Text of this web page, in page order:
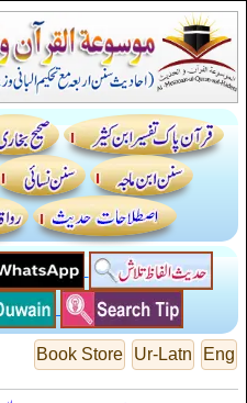
Eng
Ur-Latn
Book Store